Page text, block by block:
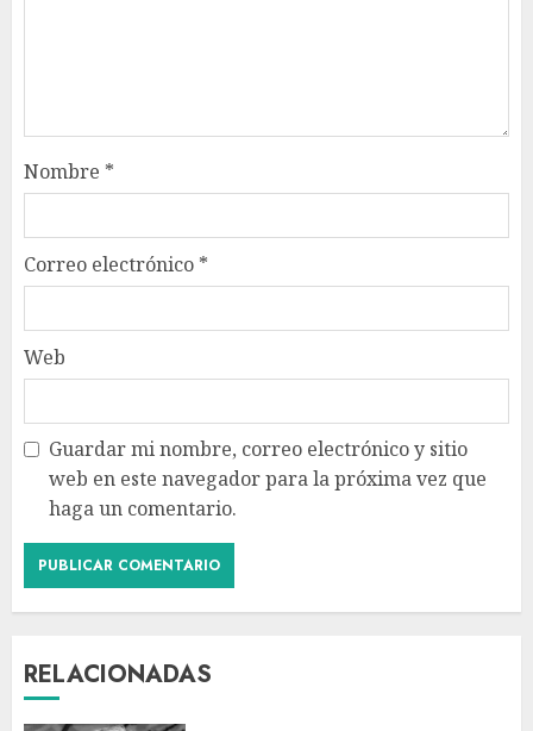
Nombre *
Correo electrónico *
Web
Guardar mi nombre, correo electrónico y sitio
web en este navegador para la próxima vez que
haga un comentario.
RELACIONADAS